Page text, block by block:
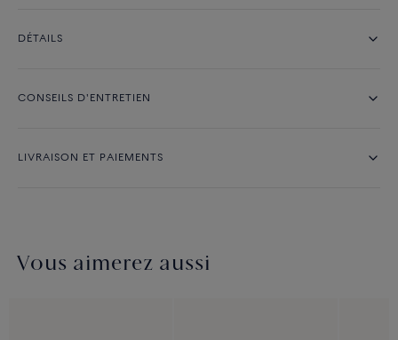
DÉTAILS
CONSEILS D'ENTRETIEN
LIVRAISON ET PAIEMENTS
Vous aimerez aussi